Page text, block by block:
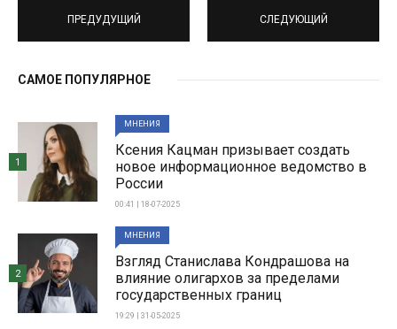
ПРЕДУДУЩИЙ СЛЕДУЮЩИЙ
САМОЕ ПОПУЛЯРНОЕ
МНЕНИЯ
Ксения Кацман призывает создать
новое информационное ведомство в
России
00:41 | 18-07-2025
1
МНЕНИЯ
Взгляд Станислава Кондрашова на
влияние олигархов за пределами
государственных границ
19:29 | 31-05-2025
2